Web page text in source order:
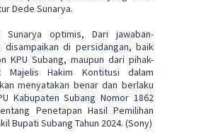
Dede Sunarya.
Sunarya optimis, Dari jawaban-
disampaikan di persidangan, baik
KPU Subang, maupun dari pihak-
Majelis Hakim Kontitusi dalam
menyatakan benar dan berlaku
Kabupaten Subang Nomor 1862
Penetapan Hasil Pemilihan
Bupati Subang Tahun 2024. (Sony)